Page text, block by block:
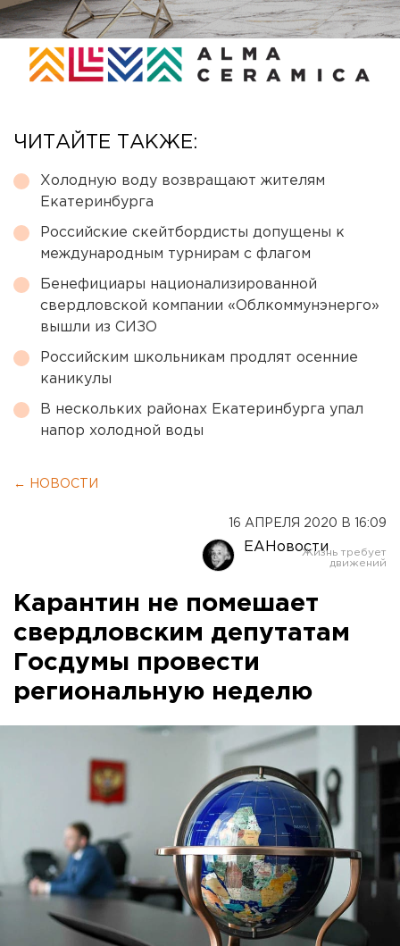
ЧИТАЙТЕ ТАКЖЕ:
Холодную воду возвращают жителям
Екатеринбурга
Российские скейтбордисты допущены к
международным турнирам с флагом
Бенефициары национализированной
свердловской компании «Облкоммунэнерго»
вышли из СИЗО
Российским школьникам продлят осенние
каникулы
В нескольких районах Екатеринбурга упал
напор холодной воды
← НОВОСТИ
16 АПРЕЛЯ 2020 В 16:09
ЕАНовости
Карантин не помешает
свердловским депутатам
Госдумы провести
региональную неделю